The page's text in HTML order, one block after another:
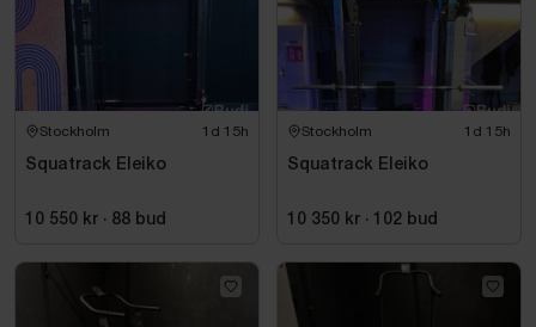
Stockholm 1d 15h
Squatrack Eleiko
10 550 kr · 88 bud
Stockholm 1d 15h
Squatrack Eleiko
10 350 kr · 102 bud